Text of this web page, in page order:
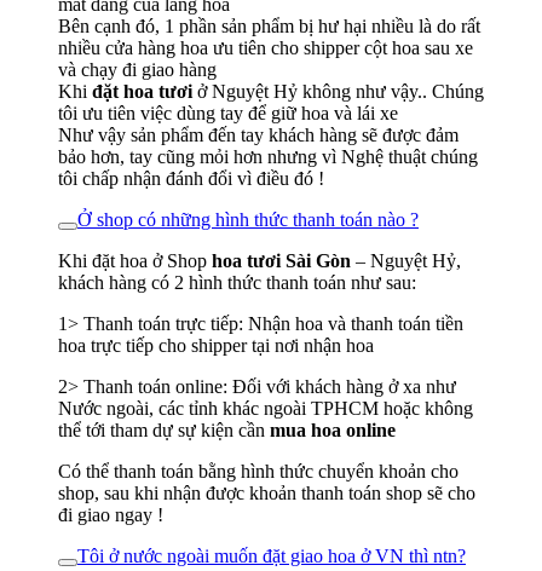
Bên cạnh đó, 1 phần sản phẩm bị hư hại nhiều là do rất
nhiều cửa hàng hoa ưu tiên cho shipper cột hoa sau xe
và chạy đi giao hàng
Khi đặt hoa tươi ở Nguyệt Hỷ không như vậy.. Chúng
tôi ưu tiên việc dùng tay để giữ hoa và lái xe
Như vậy sản phẩm đến tay khách hàng sẽ được đảm
bảo hơn, tay cũng mỏi hơn nhưng vì Nghệ thuật chúng
tôi chấp nhận đánh đổi vì điều đó !
Ở shop có những hình thức thanh toán nào ?
Khi đặt hoa ở Shop hoa tươi Sài Gòn – Nguyệt Hỷ,
khách hàng có 2 hình thức thanh toán như sau:
1> Thanh toán trực tiếp: Nhận hoa và thanh toán tiền
hoa trực tiếp cho shipper tại nơi nhận hoa
2> Thanh toán online: Đối với khách hàng ở xa như
Nước ngoài, các tỉnh khác ngoài TPHCM hoặc không
thể tới tham dự sự kiện cần mua hoa online
Có thể thanh toán bằng hình thức chuyển khoản cho
shop, sau khi nhận được khoản thanh toán shop sẽ cho
đi giao ngay !
Tôi ở nước ngoài muốn đặt giao hoa ở VN thì ntn?